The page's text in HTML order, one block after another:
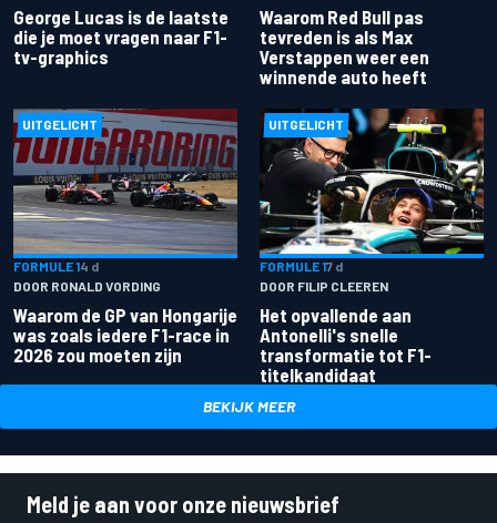
George Lucas is de laatste
die je moet vragen naar F1-
tv-graphics
Waarom Red Bull pas
tevreden is als Max
Verstappen weer een
winnende auto heeft
UITGELICHT
FORMULE 14 d
DOOR RONALD VORDING
Waarom de GP van Hongarije
was zoals iedere F1-race in
2026 zou moeten zijn
UITGELICHT
FORMULE 17 d
DOOR FILIP CLEEREN
Het opvallende aan
Antonelli's snelle
transformatie tot F1-
titelkandidaat
BEKIJK MEER
Meld je aan voor onze nieuwsbrief